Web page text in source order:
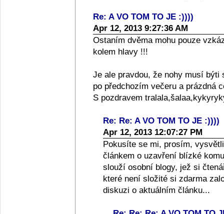
Re: A VO TOM TO JE :))))
Apr 12, 2013 9:27:36 AM
Ostaním dvěma mohu pouze
kolem hlavy !!!
Je ale pravdou, že nohy musí
po předchozím večeru a prázdná
S pozdravem
Re: Re: A VO TOM TO JE :))))
Apr 12, 2013 12:07:27 PM
Pokusíte se mi, prosím,
článkem o uzavření blízké
slouží osobní blogy, jež si
které není složité si zdarma
diskuzi o aktuálním článku...